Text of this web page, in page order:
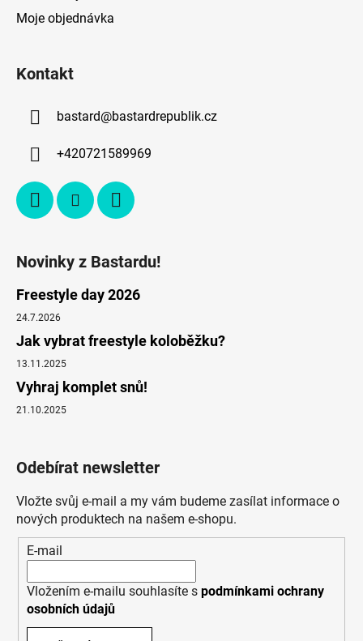
Moje objednávka
Kontakt
bastard@bastardrepublik.cz
+420721589969
Novinky z Bastardu!
Freestyle day 2026
24.7.2026
Jak vybrat freestyle koloběžku?
13.11.2025
Vyhraj komplet snů!
21.10.2025
Odebírat newsletter
Vložte svůj e-mail a my vám budeme zasílat informace o
nových produktech na našem e-shopu.
E-mail
Vložením e-mailu souhlasíte s podmínkami ochrany
osobních údajů